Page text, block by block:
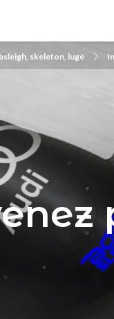
skeleton, luge